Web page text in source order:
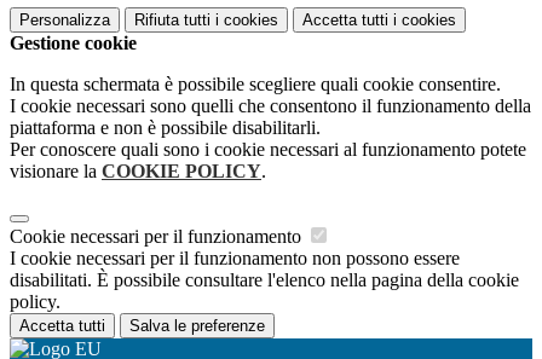
Personalizza Rifiuta tutti i cookies Accetta tutti i cookies
Gestione cookie
In questa schermata è possibile scegliere quali cookie consentire.
I cookie necessari sono quelli che consentono il funzionamento della
piattaforma e non è possibile disabilitarli.
Per conoscere quali sono i cookie necessari al funzionamento potete
visionare la COOKIE POLICY.
Cookie necessari per il funzionamento
I cookie necessari per il funzionamento non possono essere
disabilitati. È possibile consultare l'elenco nella pagina della cookie
policy.
Accetta tutti Salva le preferenze